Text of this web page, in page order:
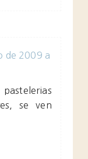
de 2009 a
se ven